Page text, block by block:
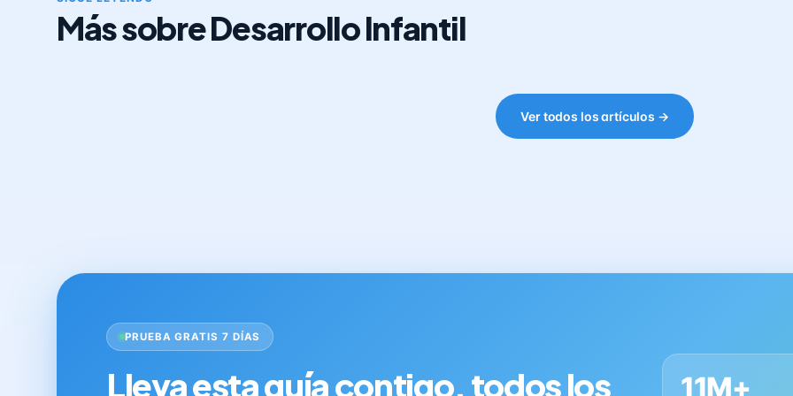
Más sobre Desarrollo Infantil
Ver todos los artículos →
PRUEBA GRATIS 7 DÍAS
Lleva esta guía contigo, todos los 11M+